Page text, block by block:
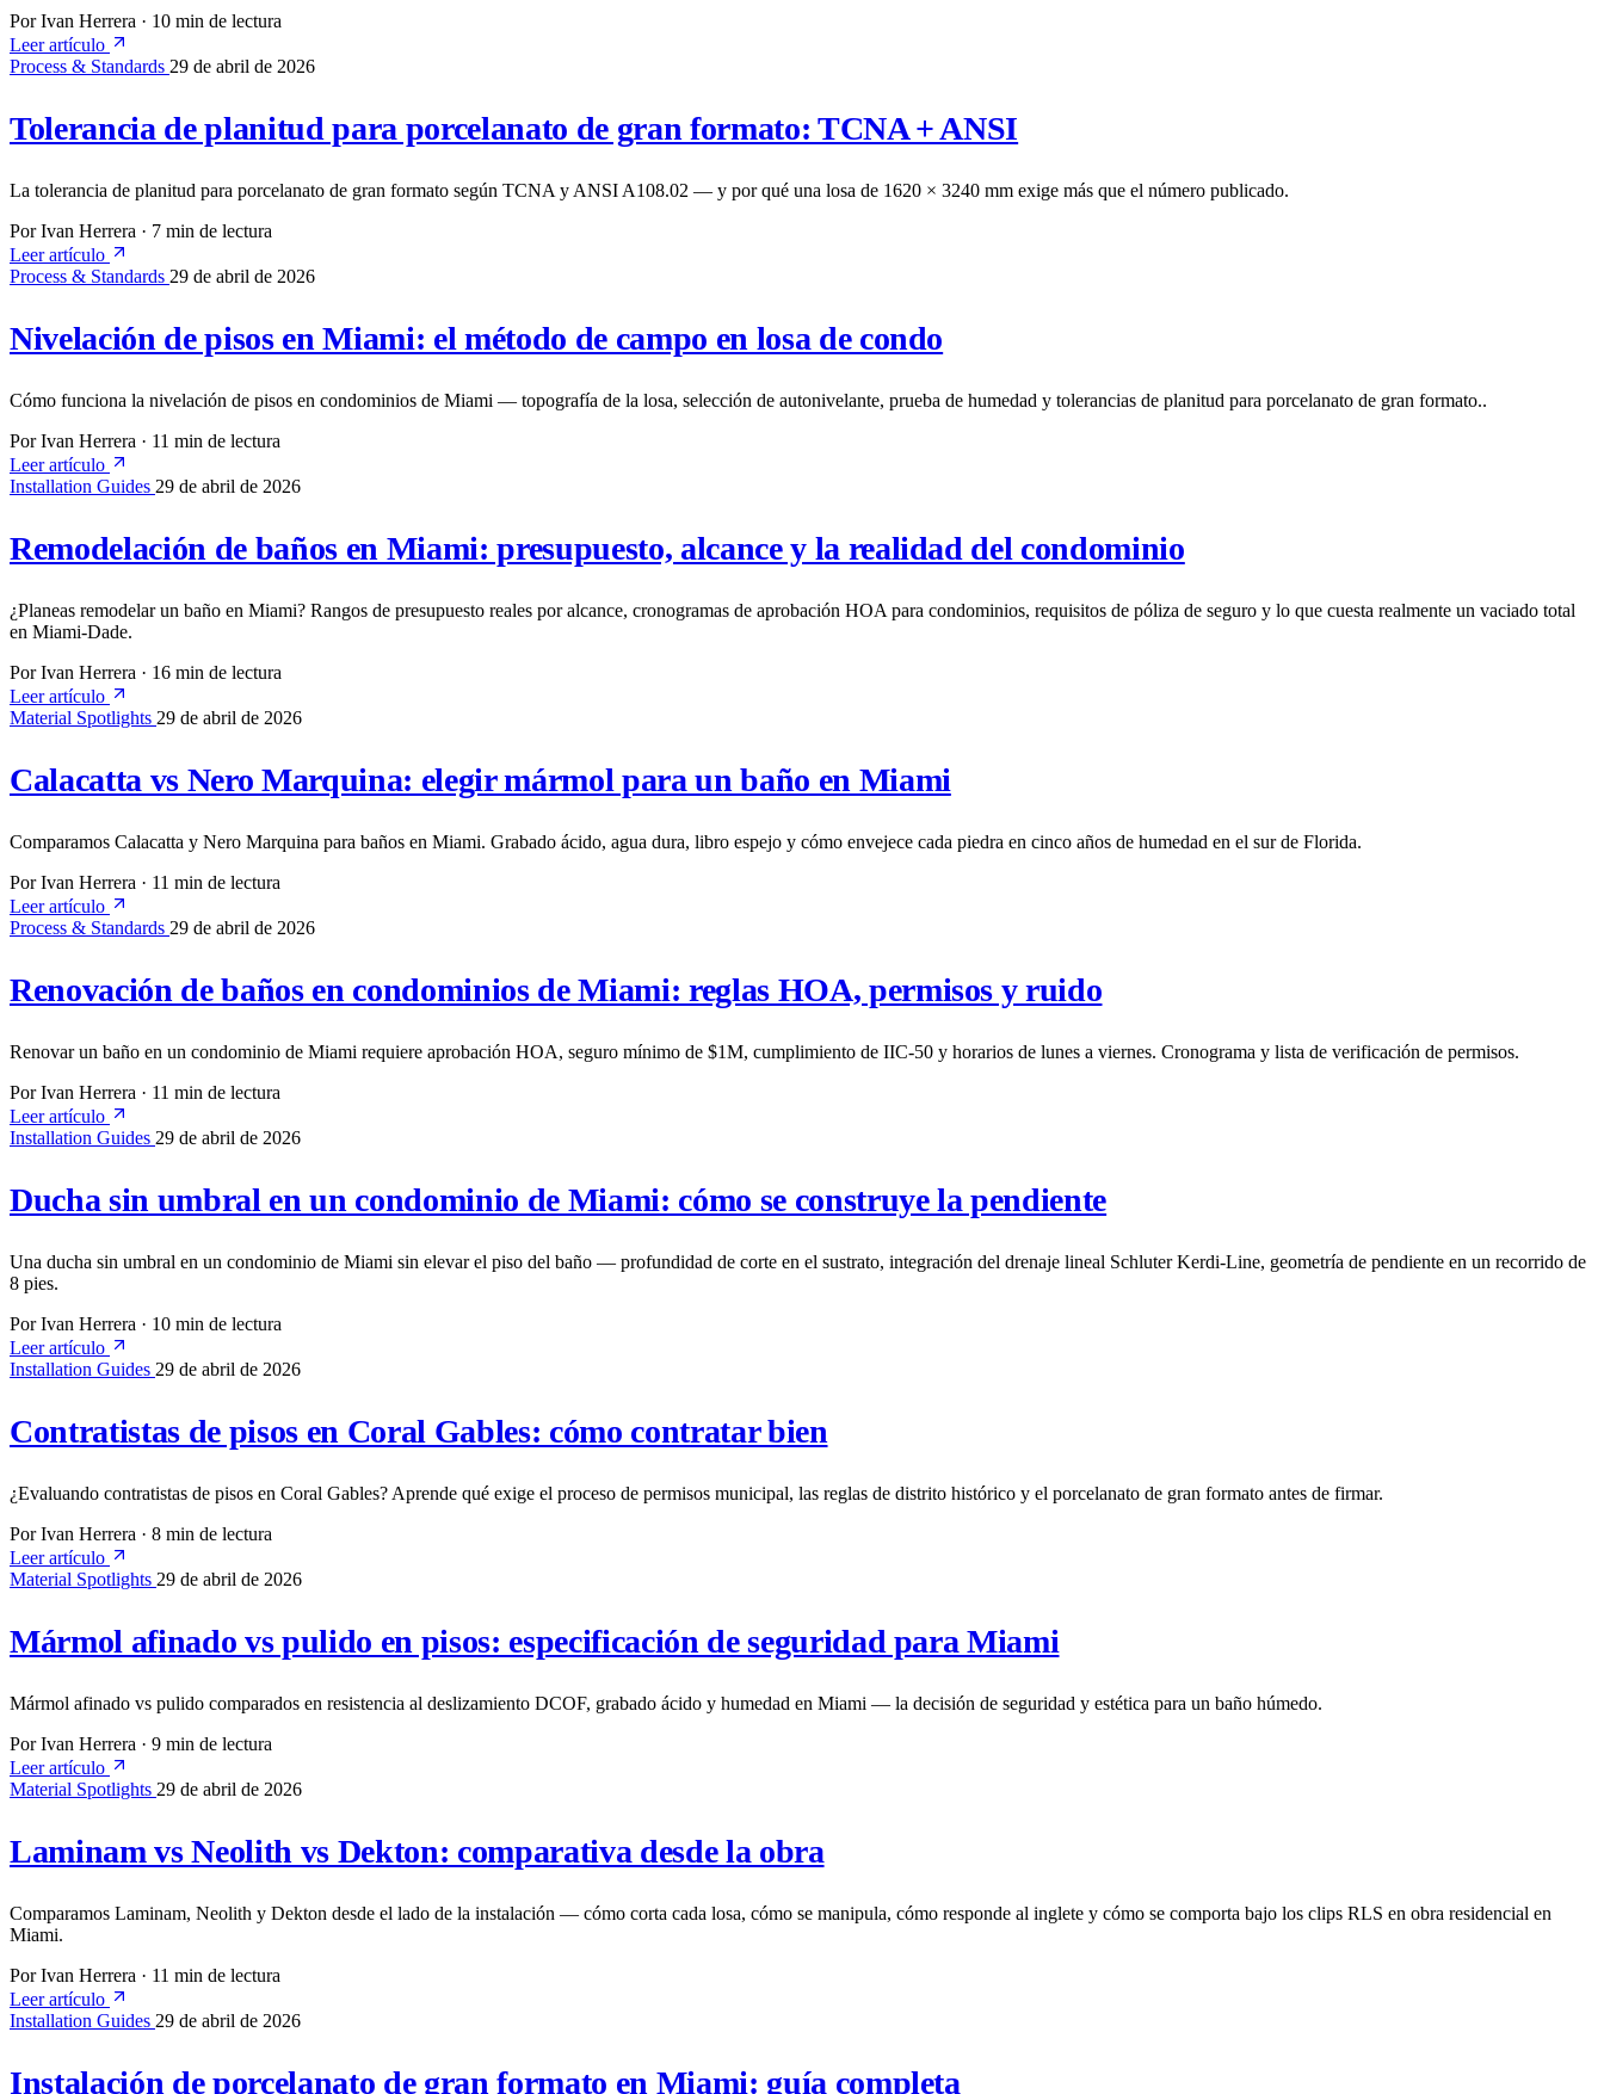
Por Ivan Herrera · 10 min de lectura
Leer artículo
Process & Standards 29 de abril de 2026
Tolerancia de planitud para porcelanato de gran formato: TCNA + ANSI
La tolerancia de planitud para porcelanato de gran formato según TCNA y ANSI A108.02 — y por qué una losa de 1620 × 3240 mm exige más que el número publicado.
Por Ivan Herrera · 7 min de lectura
Leer artículo
Process & Standards 29 de abril de 2026
Nivelación de pisos en Miami: el método de campo en losa de condo
Cómo funciona la nivelación de pisos en condominios de Miami — topografía de la losa, selección de autonivelante, prueba de humedad y tolerancias de planitud para porcelanato de gran formato..
Por Ivan Herrera · 11 min de lectura
Leer artículo
Installation Guides 29 de abril de 2026
Remodelación de baños en Miami: presupuesto, alcance y la realidad del condominio
¿Planeas remodelar un baño en Miami? Rangos de presupuesto reales por alcance, cronogramas de aprobación HOA para condominios, requisitos de póliza de seguro y lo que cuesta realmente un vaciado total
en Miami-Dade.
Por Ivan Herrera · 16 min de lectura
Leer artículo
Material Spotlights 29 de abril de 2026
Calacatta vs Nero Marquina: elegir mármol para un baño en Miami
Comparamos Calacatta y Nero Marquina para baños en Miami. Grabado ácido, agua dura, libro espejo y cómo envejece cada piedra en cinco años de humedad en el sur de Florida.
Por Ivan Herrera · 11 min de lectura
Leer artículo
Process & Standards 29 de abril de 2026
Renovación de baños en condominios de Miami: reglas HOA, permisos y ruido
Renovar un baño en un condominio de Miami requiere aprobación HOA, seguro mínimo de $1M, cumplimiento de IIC-50 y horarios de lunes a viernes. Cronograma y lista de verificación de permisos.
Por Ivan Herrera · 11 min de lectura
Leer artículo
Installation Guides 29 de abril de 2026
Ducha sin umbral en un condominio de Miami: cómo se construye la pendiente
Una ducha sin umbral en un condominio de Miami sin elevar el piso del baño — profundidad de corte en el sustrato, integración del drenaje lineal Schluter Kerdi-Line, geometría de pendiente en un recorrido de
8 pies.
Por Ivan Herrera · 10 min de lectura
Leer artículo
Installation Guides 29 de abril de 2026
Contratistas de pisos en Coral Gables: cómo contratar bien
¿Evaluando contratistas de pisos en Coral Gables? Aprende qué exige el proceso de permisos municipal, las reglas de distrito histórico y el porcelanato de gran formato antes de firmar.
Por Ivan Herrera · 8 min de lectura
Leer artículo
Material Spotlights 29 de abril de 2026
Mármol afinado vs pulido en pisos: especificación de seguridad para Miami
Mármol afinado vs pulido comparados en resistencia al deslizamiento DCOF, grabado ácido y humedad en Miami — la decisión de seguridad y estética para un baño húmedo.
Por Ivan Herrera · 9 min de lectura
Leer artículo
Material Spotlights 29 de abril de 2026
Laminam vs Neolith vs Dekton: comparativa desde la obra
Comparamos Laminam, Neolith y Dekton desde el lado de la instalación — cómo corta cada losa, cómo se manipula, cómo responde al inglete y cómo se comporta bajo los clips RLS en obra residencial en
Miami.
Por Ivan Herrera · 11 min de lectura
Leer artículo
Installation Guides 29 de abril de 2026
Instalación de porcelanato de gran formato en Miami: guía completa